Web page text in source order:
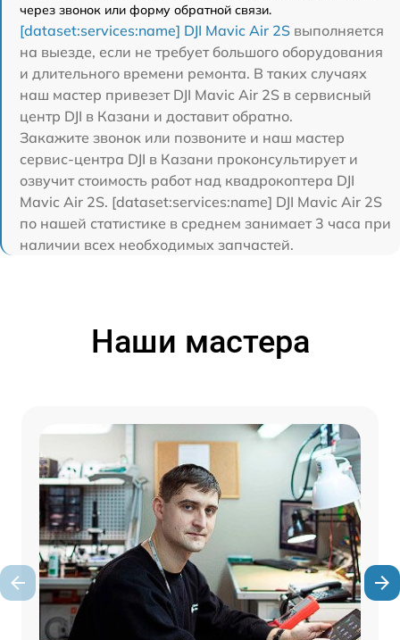
через звонок или форму обратной связи.
[dataset:services:name] DJI Mavic Air 2S выполняется
на выезде, если не требует большого оборудования
и длительного времени ремонта. В таких случаях
наш мастер привезет DJI Mavic Air 2S в сервисный
центр DJI в Казани и доставит обратно.
Закажите звонок или позвоните и наш мастер
сервис-центра DJI в Казани проконсультирует и
озвучит стоимость работ над квадрокоптера DJI
Mavic Air 2S. [dataset:services:name] DJI Mavic Air 2S
по нашей статистике в среднем занимает 3 часа при
наличии всех необходимых запчастей.
Наши мастера